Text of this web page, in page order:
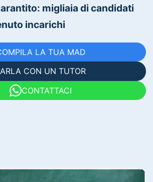
migliaia di candidati
incarichi
LA TUA MAD
CON UN TUTOR
CONTATTACI